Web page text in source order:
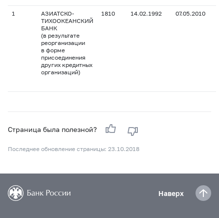
1
АЗИАТСКО-
ТИХООКЕАНСКИЙ
БАНК
(в результате
реорганизации
в форме
присоединения
других кредитных
организаций)
1810 14.02.1992 07.05.2010
Страница была полезной?
Последнее обновление страницы: 23.10.2018
Наверх